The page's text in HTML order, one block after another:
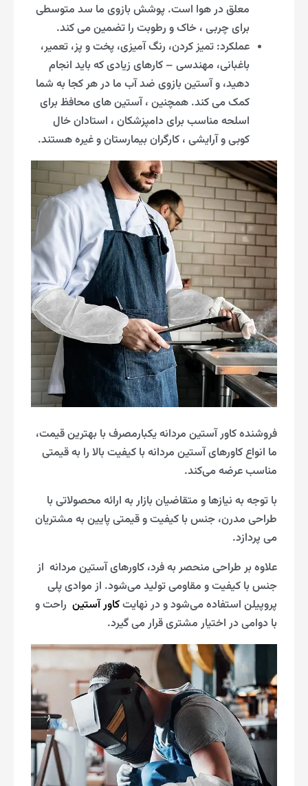
معلق در هوا است. پوشش بازوی ما سد متوسطی
برای چربی ، خاک و رطوبت را تضمین می کند.
عملکرد: تمیز کردن، رنگ آمیزی، پخت و پز، تعمیر،
باغبانی، مهندسی – کارهای زیادی که باید انجام
دهید، و آستین بازوی ضد آب ما در هر کجا به شما
کمک می کند. همچنین ، آستین های محافظ برای
اسلحه مناسب برای دامپزشکان ، استادان خال
کوبی و آرایشی ، کارگران بیمارستان و غیره هستند.
فروشنده کاور آستین مردانه یکبارمصرف با بهترین قیمت،
ما انواع کاورهای آستین مردانه با کیفیت بالا را به قیمتی
مناسب عرضه می‌کند.
با توجه به نیازها و متقاضیان بازار به ارائه محصولاتی با
طراحی مدرن، جنس با کیفیت و قیمتی پایین به مشتریان
می پردازد.
علاوه بر طراحی منحصر به فرد، کاورهای آستین مردانه از
جنس با کیفیت و مقاومی تولید می‌شود. از موادی پلی
پروپیلن استفاده می‌شود و در نهایتکاور آستین راحت و
با دوامی در اختیار مشتری قرار می گیرد.